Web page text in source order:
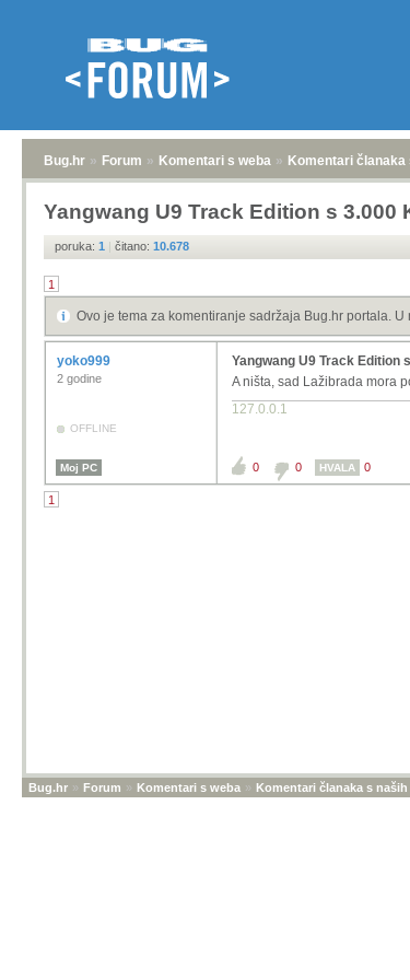
Bug.hr » Forum » Komentari s weba » Komentari članaka
Yangwang U9 Track Edition s 3.000
poruka: 1 | čitano: 10.678
1
Ovo je tema za komentiranje sadržaja Bug.hr portala.
yoko999
2 godine
OFFLINE
Yangwang U9 Track Edition
A ništa, sad Lažibrada mora
127.0.0.1
Moj PC 0 0 HVALA 0
1
Bug.hr » Forum » Komentari s weba » Komentari članaka s